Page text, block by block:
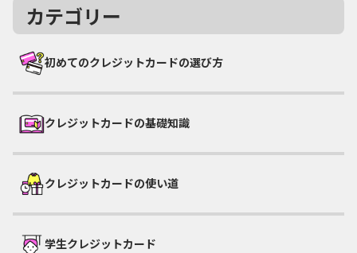
カテゴリー
初めてのクレジットカードの選び方
クレジットカードの基礎知識
クレジットカードの使い道
学生クレジットカード